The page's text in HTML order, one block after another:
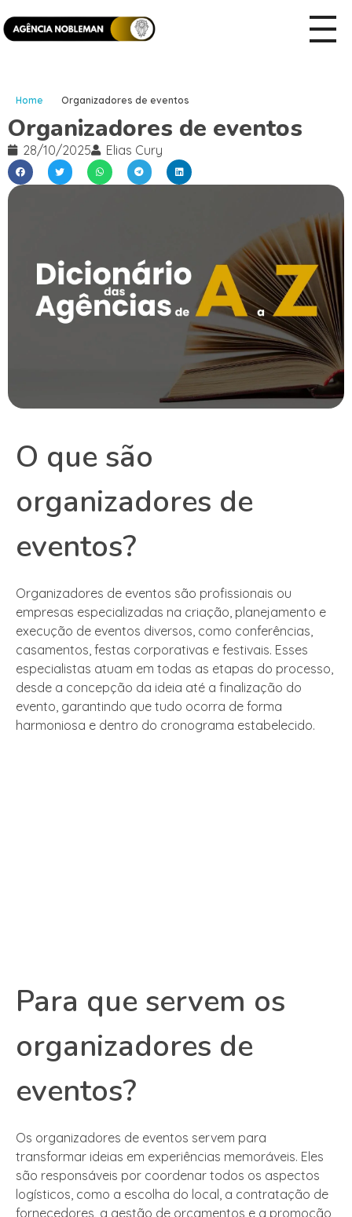
Home Organizadores de eventos
Organizadores de eventos
28/10/2025 Elias Cury
O que são
organizadores de
eventos?
Organizadores de eventos são profissionais ou
empresas especializadas na criação, planejamento e
execução de eventos diversos, como conferências,
casamentos, festas corporativas e festivais. Esses
especialistas atuam em todas as etapas do processo,
desde a concepção da ideia até a finalização do
evento, garantindo que tudo ocorra de forma
harmoniosa e dentro do cronograma estabelecido.
Para que servem os
organizadores de
eventos?
Os organizadores de eventos servem para
transformar ideias em experiências memoráveis. Eles
são responsáveis por coordenar todos os aspectos
logísticos, como a escolha do local, a contratação de
fornecedores, a gestão de orçamentos e a promoção